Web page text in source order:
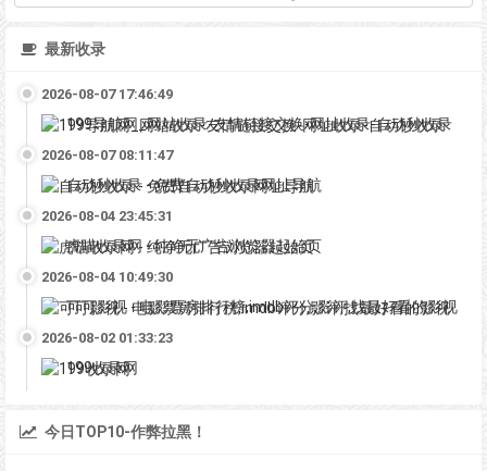
最新收录
2026-08-07 17:46:49
199导航网_网站收录-友情链接交换-网址收录-自动秒收录
2026-08-07 08:11:47
自动秒收录 - 免费自动秒收录网址导航
2026-08-04 23:45:31
虎喵收录网 - 纯净无广告浏览器起始页
2026-08-04 10:49:30
可可影视 - 电影票房排行榜,imdb评分,影评,找最好看的影视
2026-08-02 01:33:23
199收录网
今日TOP10-作弊拉黑！